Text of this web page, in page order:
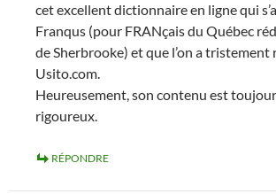
cet excellent dictionnaire en ligne qui
Franqus (pour FRANçais du Québec
de Sherbrooke) et que l’on a tristement
Usito.com.
Heureusement, son contenu est
rigoureux.
RÉPONDRE